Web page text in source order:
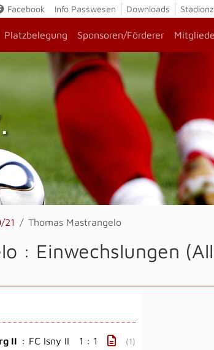
Facebook Info Passwesen Downloads
Platzbelegung Sponsoren/Förderer
21 Thomas Mastrangelo
: Einwechslungen
II : FC Isny II 1 : 1 (1)